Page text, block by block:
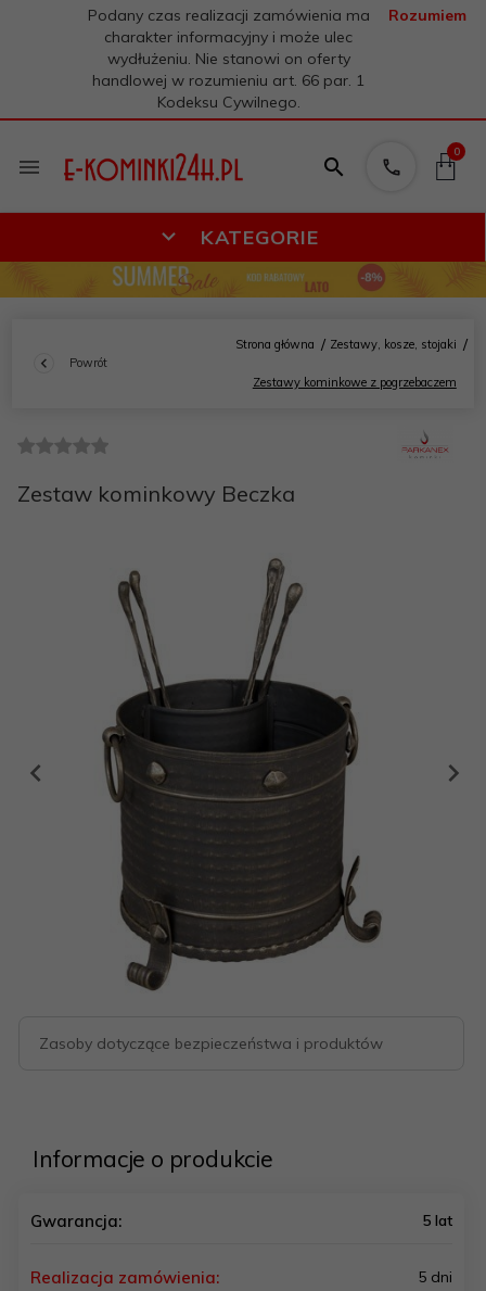
Podany czas realizacji zamówienia ma
charakter informacyjny i może ulec
wydłużeniu. Nie stanowi on oferty
handlowej w rozumieniu art. 66 par. 1
Kodeksu Cywilnego.
Rozumiem
0
KATEGORIE
Powrót
Strona główna Zestawy, kosze, stojaki
Zestawy kominkowe z pogrzebaczem
Zestaw kominkowy Beczka
Zasoby dotyczące bezpieczeństwa i produktów
Informacje o produkcie
Gwarancja: 5 lat
Realizacja zamówienia: 5 dni